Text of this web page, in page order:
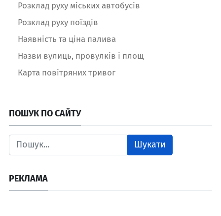
Розклад руху міських автобусів
Розклад руху поїздів
Наявність та ціна палива
Назви вулиць, провулків і площ
Карта повітряних тривог
ПОШУК ПО САЙТУ
Шукати
РЕКЛАМА